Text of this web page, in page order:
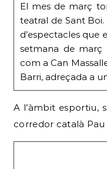
El mes de març
teatral de Sant Boi.
d’espectacles que
setmana de març
com a Can
Barri, adreçada a
A l’àmbit esportiu,
corredor català Pau